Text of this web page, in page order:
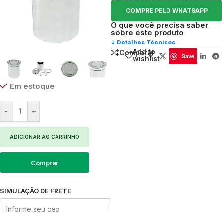
Em estoque
- +
ADICIONAR AO CARRINHO
Comprar
SIMULAÇÃO DE FRETE
COMPRE PELO WHATSAPP
O que você precisa saber
sobre este produto
🡣 Detalhes Técnicos
Comparar
Add to
wishlist
Save